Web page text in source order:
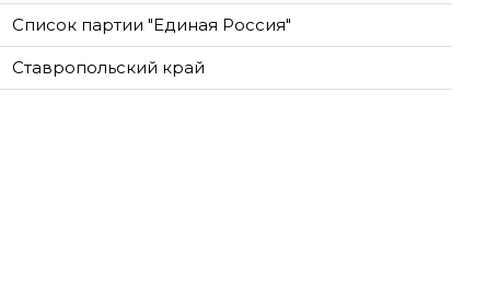
Список партии "Единая Россия"
Ставропольский край